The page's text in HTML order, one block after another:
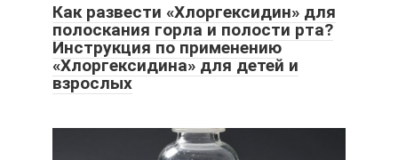
Как развести «Хлоргексидин» для
полоскания горла и полости рта?
Инструкция по применению
«Хлоргексидина» для детей и
взрослых